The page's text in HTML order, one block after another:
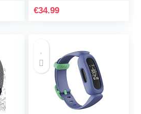
Stappenteller…
€34.99